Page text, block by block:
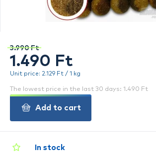
In stock
3.990 Ft
1.490 Ft
Unit price: 2.129 Ft / 1 kg
The lowest price in the last 30 days: 1.490 Ft
Add to cart